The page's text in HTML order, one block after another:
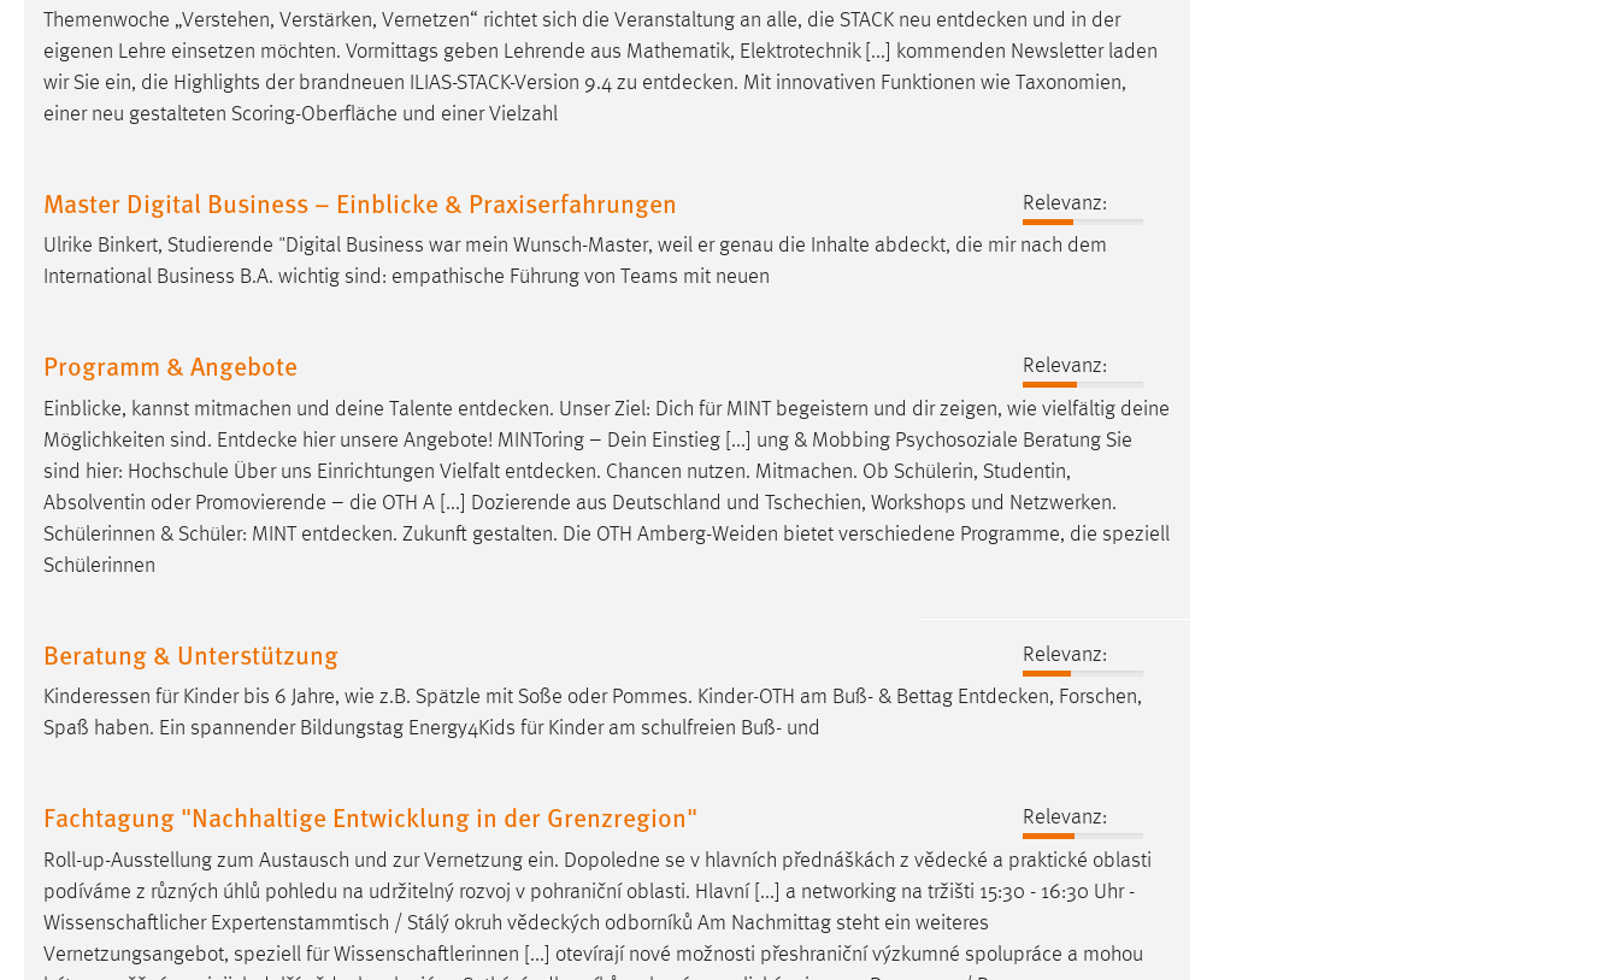
Themenwoche „Verstehen, Verstärken, Vernetzen“ richtet sich die Veranstaltung an alle, die STACK neu entdecken und in der
eigenen Lehre einsetzen möchten. Vormittags geben Lehrende aus Mathematik, Elektrotechnik [...] kommenden Newsletter laden
wir Sie ein, die Highlights der brandneuen ILIAS-STACK-Version 9.4 zu entdecken. Mit innovativen Funktionen wie Taxonomien,
einer neu gestalteten Scoring-Oberfläche und einer Vielzahl
Master Digital Business – Einblicke & Praxiserfahrungen
Relevanz:
Ulrike Binkert, Studierende "Digital Business war mein Wunsch-Master, weil er genau die Inhalte abdeckt, die mir nach dem
International Business B.A. wichtig sind: empathische Führung von Teams mit neuen
Programm & Angebote
Relevanz:
Einblicke, kannst mitmachen und deine Talente entdecken. Unser Ziel: Dich für MINT begeistern und dir zeigen, wie vielfältig deine
Möglichkeiten sind. Entdecke hier unsere Angebote! MINToring – Dein Einstieg [...] ung & Mobbing Psychosoziale Beratung Sie
sind hier: Hochschule Über uns Einrichtungen Vielfalt entdecken. Chancen nutzen. Mitmachen. Ob Schülerin, Studentin,
Absolventin oder Promovierende – die OTH A [...] Dozierende aus Deutschland und Tschechien, Workshops und Netzwerken.
Schülerinnen & Schüler: MINT entdecken. Zukunft gestalten. Die OTH Amberg-Weiden bietet verschiedene Programme, die speziell
Schülerinnen
Beratung & Unterstützung
Relevanz:
Kinderessen für Kinder bis 6 Jahre, wie z.B. Spätzle mit Soße oder Pommes. Kinder-OTH am Buß- & Bettag Entdecken, Forschen,
Spaß haben. Ein spannender Bildungstag Energy4Kids für Kinder am schulfreien Buß- und
Fachtagung "Nachhaltige Entwicklung in der Grenzregion"
Relevanz:
Roll-up-Ausstellung zum Austausch und zur Vernetzung ein. Dopoledne se v hlavních přednáškách z vědecké a praktické oblasti
podíváme z různých úhlů pohledu na udržitelný rozvoj v pohraniční oblasti. Hlavní [...] a networking na tržišti 15:30 - 16:30 Uhr -
Wissenschaftlicher Expertenstammtisch / Stálý okruh vědeckých odborníků Am Nachmittag steht ein weiteres
Vernetzungsangebot, speziell für Wissenschaftlerinnen [...] otevírají nové možnosti přeshraniční výzkumné spolupráce a mohou
Vimeo